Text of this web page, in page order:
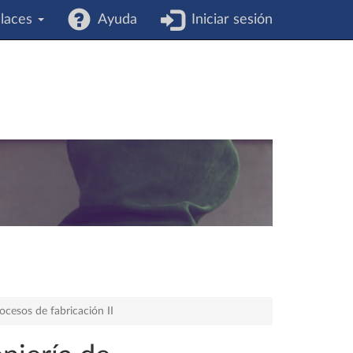
Ayuda Iniciar sesión
de fabricación II